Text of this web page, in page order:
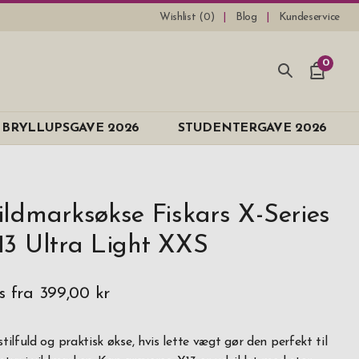
Wishlist (0) Blog Kundeservice
0
BRYLLUPSGAVE 2026 STUDENTERGAVE 2026
Fiskars X-Series
Ultra Light XXS
fra 399,00 kr
og praktisk økse, hvis lette vægt gør den perfekt til